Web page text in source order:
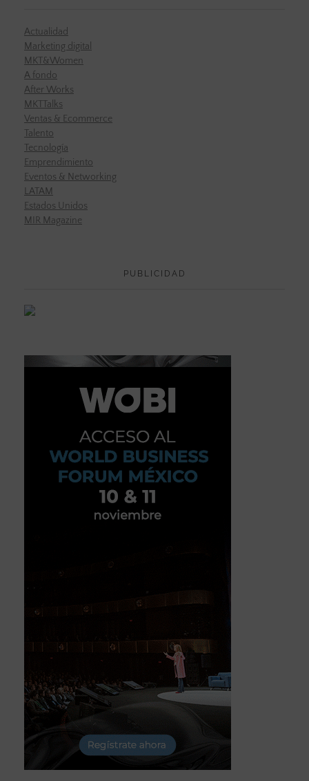
Actualidad
Marketing digital
MKT&Women
A fondo
After Works
MKTTalks
Ventas & Ecommerce
Talento
Tecnología
Emprendimiento
Eventos & Networking
LATAM
Estados Unidos
MIR Magazine
PUBLICIDAD